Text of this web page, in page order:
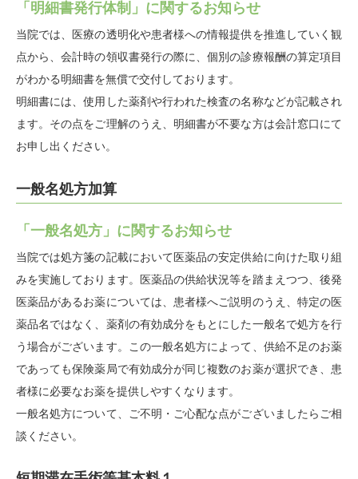
「明細書発行体制」に関するお知らせ
当院では、医療の透明化や患者様への情報提供を推進していく観
点から、会計時の領収書発行の際に、個別の診療報酬の算定項目
がわかる明細書を無償で交付しております。
明細書には、使用した薬剤や行われた検査の名称などが記載され
ます。その点をご理解のうえ、明細書が不要な方は会計窓口にて
お申し出ください。
一般名処方加算
「一般名処方」に関するお知らせ
当院では処方箋の記載において医薬品の安定供給に向けた取り組
みを実施しております。医薬品の供給状況等を踏まえつつ、後発
医薬品があるお薬については、患者様へご説明のうえ、特定の医
薬品名ではなく、薬剤の有効成分をもとにした一般名で処方を行
う場合がございます。この一般名処方によって、供給不足のお薬
であっても保険薬局で有効成分が同じ複数のお薬が選択でき、患
者様に必要なお薬を提供しやすくなります。
一般名処方について、ご不明・ご心配な点がございましたらご相
談ください。